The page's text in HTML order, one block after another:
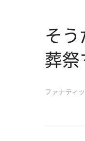
そ
葬祭
ファナティ